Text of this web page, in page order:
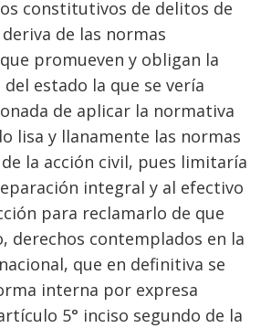
constitutivos de delitos de
de las normas
promueven y obligan la
estado la que se vería
de aplicar la normativa
lisa y llanamente las normas
la acción civil, pues limitaría
integral y al efectivo
para reclamarlo de que
derechos contemplados en la
que en definitiva se
interna por expresa
5° inciso segundo de la